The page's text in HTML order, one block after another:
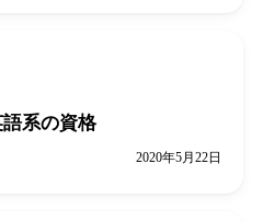
系の資格
2020年5月22日